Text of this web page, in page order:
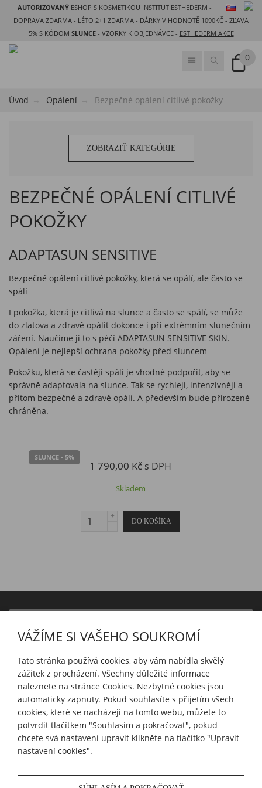
AUTORIZOVANÝ ESHOP S KOSMETIKOU INSTITUT ESTHEDERM -
DOPRAVA ZDARMA - LÉTO 2+1 ZDARMA - DÁRKY V HODNOTĚ 1090KČ - ZĽAVA
5% S KÓDOM SLUNCE- VZORKY K OBJEDNÁVCE - ESTHEDERM AKCE
0
Úvod Opálení Bezpečné opálení citlivé pokožky
ZOBRAZIŤ KATEGÓRIE
BEZPEČNÉ OPÁLENÍ CITLIVÉ
POKOŽKY
ADAPTASUN SENSITIVE
Bezpečné opálení citlivé pokožky, která se opálí, ale často se
spálí
I pokožka, která je citlivá na slunce a často se spálí, se může
do zlatova a zdravě opálit dokonce i při extrémním slunečním
záření. Naučíme ji to s péčí ADAPTASUN SENSITIVE SKIN.
Opálení je nejlepší ochrana pokožky před sluncem
Pokožku, která se častěji spálí je vhodné podpořit, aby se
správně adaptovala na slunce. Tak se rychleji, intenzivněji a
přitom bezpečně a zdravě opálí. A především bude přirozeně
chráněna.
SLUNCE - 5%
1 790,00 Kč s DPH
Skladem
INFORMACE
MŮJ ÚČET
SLEDUJTE NÁS
VÁŽÍME SI VAŠEHO SOUKROMÍ
Tato stránka používá cookies, aby vám nabídla skvělý
zážitek z procházení. Všechny důležité informace
naleznete na stránce Cookies. Nezbytné cookies jsou
automaticky zapnuty. Pokud souhlasíte s přijetím všech
cookies, které se nacházejí na tomto webu, můžete to
potvrdit tlačítkem "Souhlasím a pokračovat", pokud
chcete svá nastavení upravit klikněte na tlačítko "Upravit
nastavení cookies".